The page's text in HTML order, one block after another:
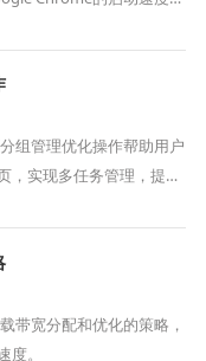
组管理优化操作帮助用户
，实现多任务管理，提高
带宽分配和优化的策略，
。